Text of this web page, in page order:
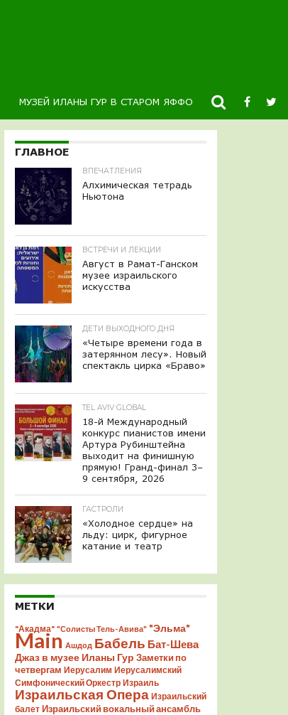
МУЗЕЙ ИЛАНЫ ГУР В СТАРОМ ЯФФО НОВОСТИ
ГЛАВНОЕ
ВПЕЧАТЛЕНИЯ
Алхимическая тетрадь
Ньютона
ВСТРЕЧИ И ЛЕКЦИИ
Август в Рамат-Ганском
музее израильского
искусства
ДЕТИ ВЫХОДНОГО ДНЯ
«Четыре времени года в
затерянном лесу». Новый
спектакль цирка «Браво»
TEL AVIV GLOBAL
18-й Международный
конкурс пианистов имени
Артура Рубинштейна
выходит на финишную
прямую! Гранд-финал 3–
9 сентября, 2026
ГАСТРОЛИ
«Холодное сердце» на
льду: цирк, фигурное
катание и театр
МЕТКИ
"Акадма" "Солисты Тель-Авива" "Эльма"
Main Ашдод Бабель Бат-Шева
Джаз в музее Иланы Гур Заметки по
четвергам Иерусалим Иерусалимский
Симфонический Оркестр Израиль
Израильская Опера Израильский
балет Израильский вокальный ансамбль